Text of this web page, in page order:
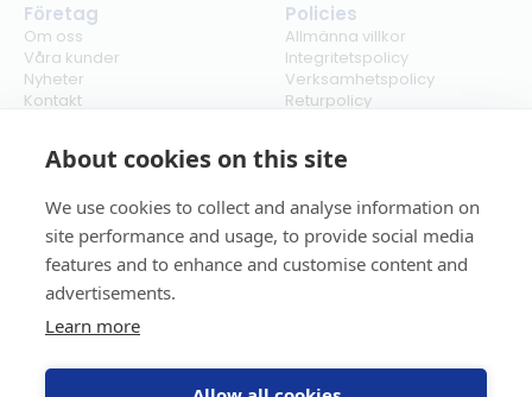
About cookies on this site
We use cookies to collect and analyse information on
site performance and usage, to provide social media
features and to enhance and customise content and
advertisements.
Learn more
Företag
Om oss
Våra kunder
Nyheter
Kontakt
Policies
Allmänna villkor
Integritetspolicy
Verksamhetspolicy
Returpolicy
Cookies